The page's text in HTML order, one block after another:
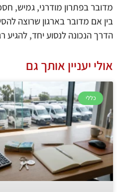
מדובר בפתרון מודרני, גמיש,
בין אם מדובר בארגון שרוצה
הדרך הנכונה לנסוע יחד, להגיע
אולי יעניין אותך גם
כללי